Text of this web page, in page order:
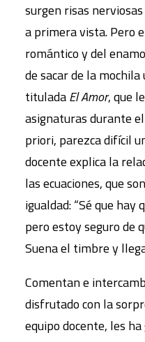
surgen risas
a primera vista. Pero
romántico y del
de sacar de la
tituladaEl Amor, que
asignaturas durante
priori, parezca difícil
docente explica la
las ecuaciones, que
igualdad: “Sé que hay
pero estoy seguro de
Suena el timbre y
Comentan e
disfrutado con la
equipo docente, les